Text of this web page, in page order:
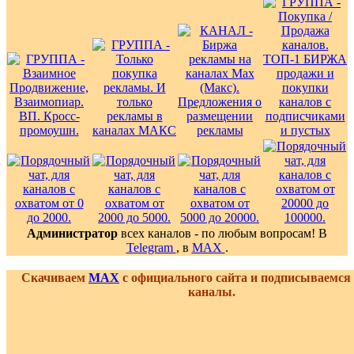
Администратор всех каналов - по любым вопросам! В
Telegram , в MAX .
Скачиваем MAX с официального сайта и
каналы.